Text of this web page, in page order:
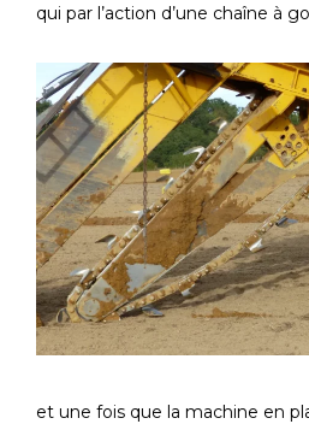
qui par l’action d’une chaîne à
et une fois que la machine en